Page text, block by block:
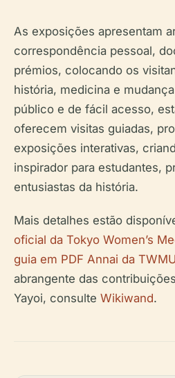
As exposições apresentam
correspondência pessoal,
prémios, colocando os
história, medicina e
público e de fácil acesso,
oferecem visitas guiadas,
exposições interativas,
inspirador para estudantes,
entusiastas da história.
Mais detalhes estão
oficial da Tokyo Women’s
guia em PDF Annai da TWMU
abrangente das
Yayoi, consulte Wikiwand.